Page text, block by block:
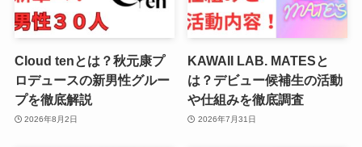
Cloud tenとは？秋元康プ
ロデュースの新男性グルー
プを徹底解説
2026年8月2日
KAWAII LAB. MATESと
は？デビュー候補生の活動
や仕組みを徹底調査
2026年7月31日